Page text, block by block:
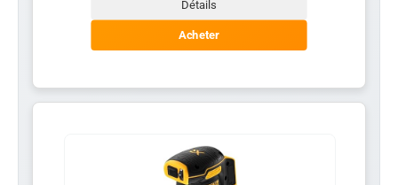
Détails
Acheter